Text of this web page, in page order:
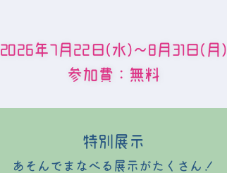
2026年7月22日(水)～8月31日(月)
参加費：無料
特別展示
あそんでまなべる展示がたくさん！